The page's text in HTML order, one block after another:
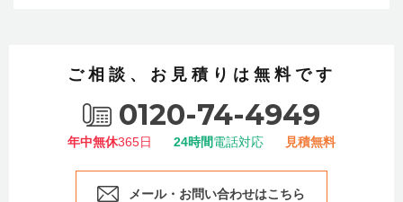
ご相談、お見積りは無料です
0120-74-4949
年中無休365日 24時間電話対応 見積無料
メール・お問い合わせはこちら